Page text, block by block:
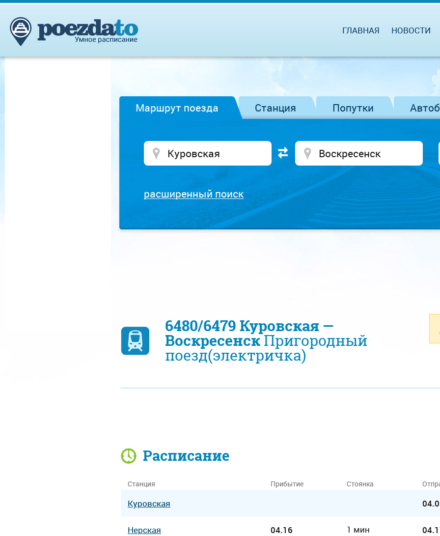
ГЛАВНАЯ НОВОСТИ
Маршрут поезда Станция Попутки
расширенный поиск
6480/6479 Куровская —
ВоскресенскПригородный
поезд(электричка)
Расписание
Станция Прибытие Стоянка
Куровская
Нерская 04.16 1 мин